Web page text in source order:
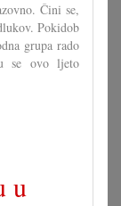
Čini se,
Pokidob
grupa rado
se ovo ljeto
u